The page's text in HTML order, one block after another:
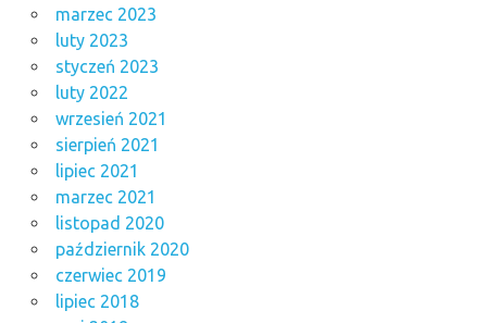
marzec 2023
luty 2023
styczeń 2023
luty 2022
wrzesień 2021
sierpień 2021
lipiec 2021
marzec 2021
listopad 2020
październik 2020
czerwiec 2019
lipiec 2018